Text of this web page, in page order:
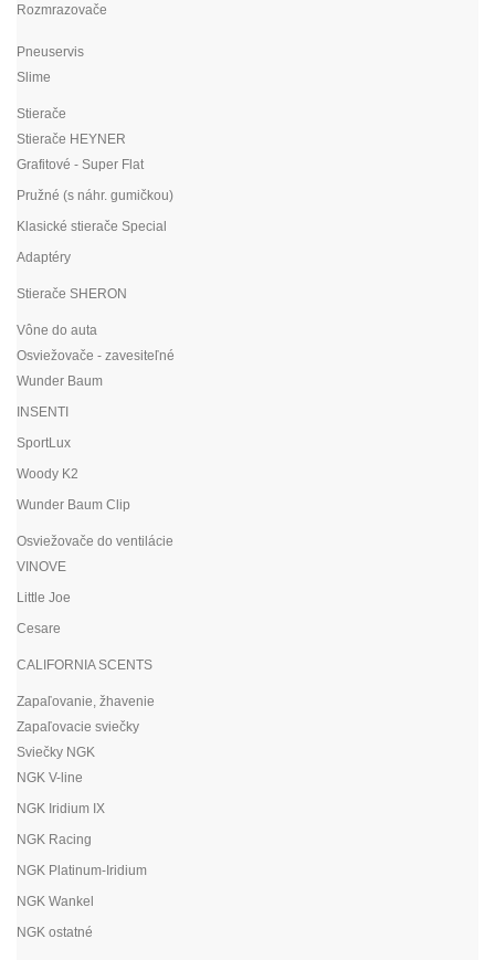
Rozmrazovače
Pneuservis
Slime
Stierače
Stierače HEYNER
Grafitové - Super Flat
Pružné (s náhr. gumičkou)
Klasické stierače Special
Adaptéry
Stierače SHERON
Vône do auta
Osviežovače - zavesiteľné
Wunder Baum
INSENTI
SportLux
Woody K2
Wunder Baum Clip
Osviežovače do ventilácie
VINOVE
Little Joe
Cesare
CALIFORNIA SCENTS
Zapaľovanie, žhavenie
Zapaľovacie sviečky
Sviečky NGK
NGK V-line
NGK Iridium IX
NGK Racing
NGK Platinum-Iridium
NGK Wankel
NGK ostatné